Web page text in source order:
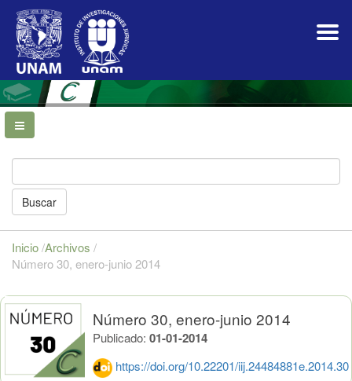
Navegación
principal
Contenido
principal
Barra
lateral
Buscar
Inicio/Archivos /
Número 30, enero-junio 2014
Número 30, enero-junio 2014
Publicado: 01-01-2014
https://doi.org/10.22201/iij.24484881e.2014.30